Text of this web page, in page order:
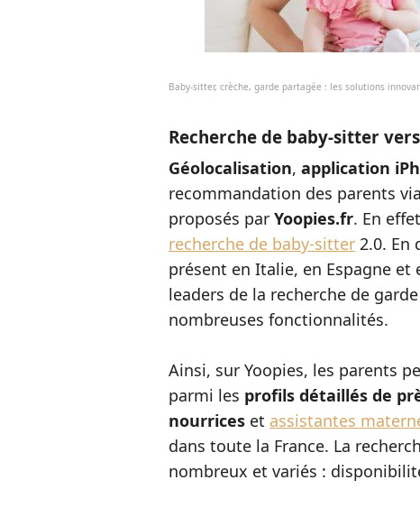
Baby-sitter, crèche, garde partagée : les solutions
Recherche de baby-sitter
Géolocalisation, application
recommandation des parents
proposés par Yoopies.fr. En
recherche de baby-sitter 2.0. En
présent en Italie, en Espagne et
leaders de la recherche de
nombreuses fonctionnalités.
Ainsi, sur Yoopies, les parents
parmi les profils détaillés de
nourrices et assistantes
dans toute la France. La
nombreux et variés :